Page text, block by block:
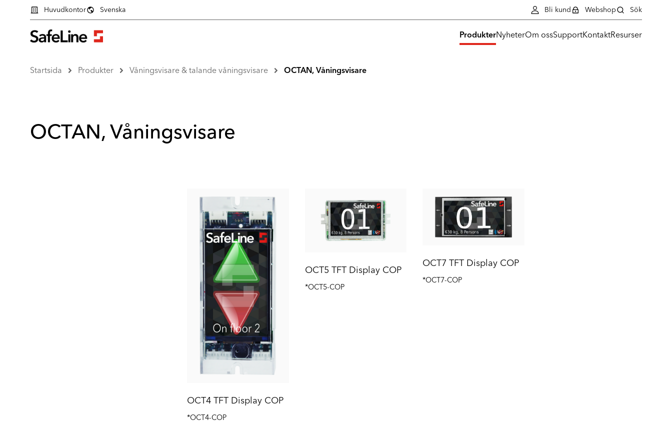
ProdukterNyheterOm ossSupportKontaktResurser
Huvudkontor Svenska Bli kund Webshop Sök
Startsida Produkter Våningsvisare & talande våningsvisare OCTAN, Våningsvisare
OCTAN, Våningsvisare
OCT4 TFT Display COP
*OCT4-COP
OCT5 TFT Display COP
*OCT5-COP
OCT7 TFT Display COP
*OCT7-COP